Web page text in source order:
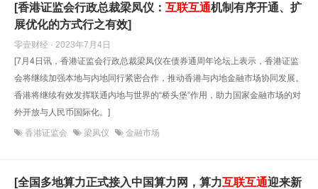
[香港证监会行政总裁梁凤仪： 互联互通机制有序开通、扩
展优化的方式行之有效]
零壹财经 · 2023年7月4日
[7月4日讯，香港证监会行政总裁梁凤仪在债券通周年论坛上表示，香港证监
会将继续加强本地与内地同行紧密合作，推动香港与内地金融市场协同发展。
香港将继续有效发挥联通内地与世界的“桥头堡”作用，助力国家金融市场的对
外开放与人民币国际化。]
香港证监会 梁凤仪 金融市场
[全国多地算力正式接入中国算力网，算力互联互通迎来新